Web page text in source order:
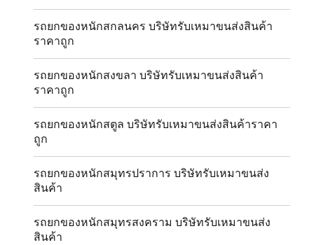
รถยกของหนักสกลนคร บริษัทรับเหมาขนส่งสินค้า
ราคาถูก
รถยกของหนักสงขลา บริษัทรับเหมาขนส่งสินค้า
ราคาถูก
รถยกของหนักสตูล บริษัทรับเหมาขนส่งสินค้าราคา
ถูก
รถยกของหนักสมุทรปราการ บริษัทรับเหมาขนส่ง
สินค้า
รถยกของหนักสมุทรสงคราม บริษัทรับเหมาขนส่ง
สินค้า